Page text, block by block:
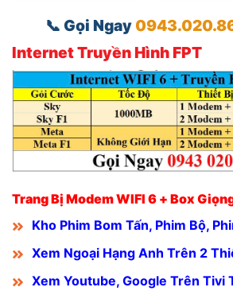
📞 Gọi Ngay
Internet Truyền Hình FPT
Trang Bị Modem WIFI 6 + Box
Kho Phim Bom Tấn, Phim Bộ,
Xem Ngoại Hạng Anh Trên 2
Xem Youtube, Google Trên Tivi